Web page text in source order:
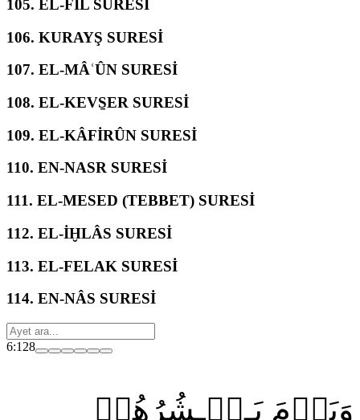
105. EL-FÎL SURESİ
106. KURAYŞ SURESİ
107. EL-MÂʿÛN SURESİ
108. EL-KEVS̱ER SURESİ
109. EL-KÂFİRÛN SURESİ
110. EN-NASR SURESİ
111. EL-MESED (TEBBET) SURESİ
112. EL-İḪLÂS SURESİ
113. EL-FELAK SURESİ
114. EN-NÂS SURESİ
6:128
وَيَوۡمَ يَـحۡـشُرُهُمۡ